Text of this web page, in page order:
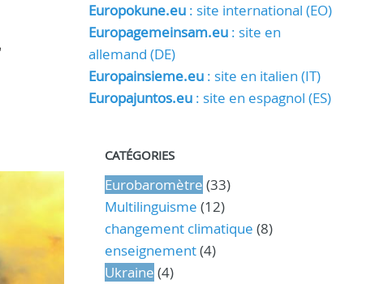
Europokune.eu: site international (EO)
Europagemeinsam.eu: site en
allemand (DE)
Europainsieme.eu: site en italien (IT)
Europajuntos.eu: site en espagnol (ES)
CATÉGORIES
Eurobaromètre (33)
Multilinguisme (12)
changement climatique (8)
enseignement(4)
Ukraine (4)